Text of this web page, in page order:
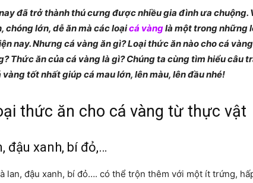
đã trở thành thú cưng được nhiều gia đình ưa chuộng.
chóng lớn, dễ ăn mà các loạicá vànglà một trong những
nay. Nhưng cá vàng ăn gì? Loại thức ăn nào cho cá
Thức ăn của cá vàng là gì? Chúng ta cùng tìm hiểu câu
tốt nhất giúp cá mau lớn, lên màu, lên đầu nhé!
thức ăn cho cá vàng từ thực vật
đậu xanh, bí đỏ,…
lan, đậu xanh, bí đỏ…. có thể trộn thêm với một ít trứng,